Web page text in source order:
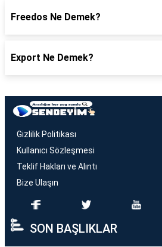
Freedos Ne Demek?
Export Ne Demek?
Gizlilik Politikası
Kullanıcı Sözleşmesi
Teklif Hakları ve Alıntı
Bize Ulaşın
SON BAŞLIKLAR